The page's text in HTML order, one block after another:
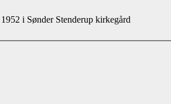
i Sønder Stenderup kirkegård